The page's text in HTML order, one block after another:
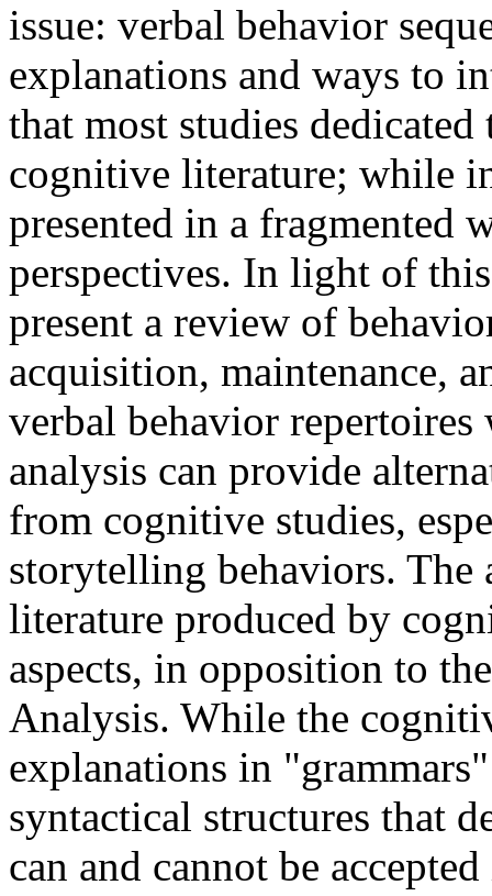
issue: verbal behavior
explanations and ways to
that most studies
cognitive literature; while
presented in a fragmented
perspectives. In light of
present a review of
acquisition, maintenance,
verbal behavior
analysis can provide
from cognitive studies,
storytelling behaviors. The
literature produced by
aspects, in opposition to
Analysis. While the
explanations in
syntactical structures that
can and cannot be